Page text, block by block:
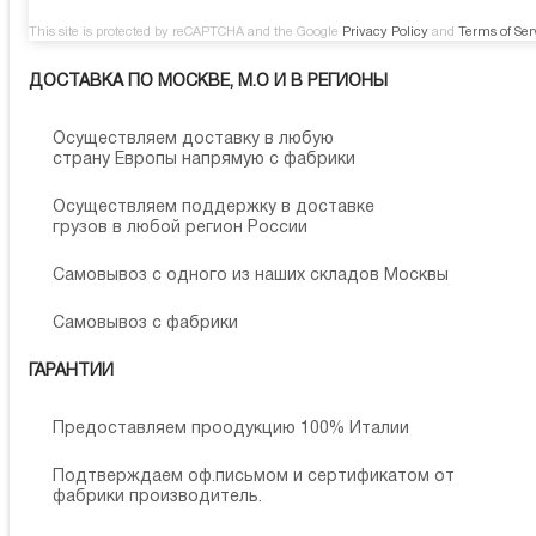
This site is protected by reCAPTCHA and the Google Privacy Policy and Terms of
ДОСТАВКА ПО МОСКВЕ, М.О И В РЕГИОНЫ
Осуществляем доставку в любую
страну Европы напрямую с фабрики
Осуществляем поддержку в доставке
грузов в любой регион России
Самовывоз с одного из наших складов Москвы
Самовывоз с фабрики
ГАРАНТИИ
Предоставляем проодукцию 100% Италии
Подтверждаем оф.письмом и сертификатом от
фабрики производитель.